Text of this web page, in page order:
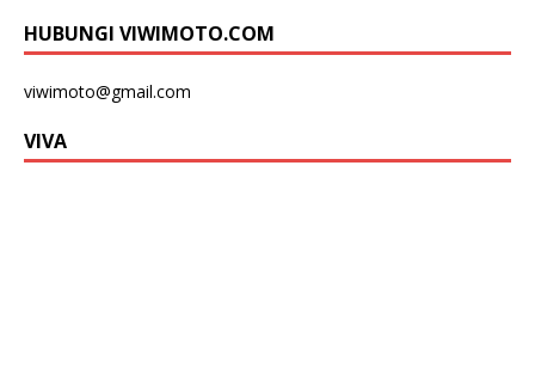
HUBUNGI VIWIMOTO.COM
viwimoto@gmail.com
VIVA